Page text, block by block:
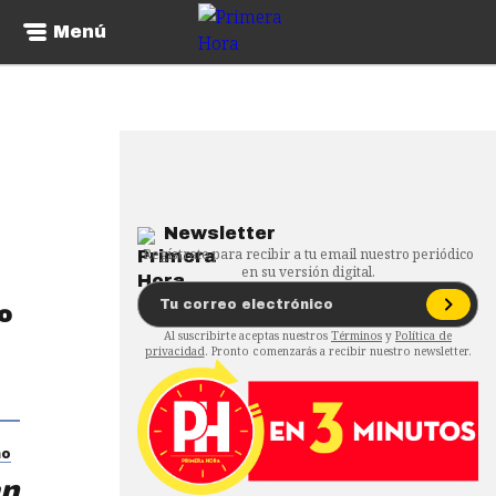
Menú
Newsletter
Regístrate para recibir a tu email nuestro periódico
en su versión digital.
Al suscribirte aceptas nuestros Términos y Política de
privacidad. Pronto comenzarás a recibir nuestro newsletter.